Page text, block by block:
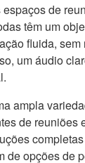
de
têm um
fluida,
um áudio
ampla
de reuniões
opções de